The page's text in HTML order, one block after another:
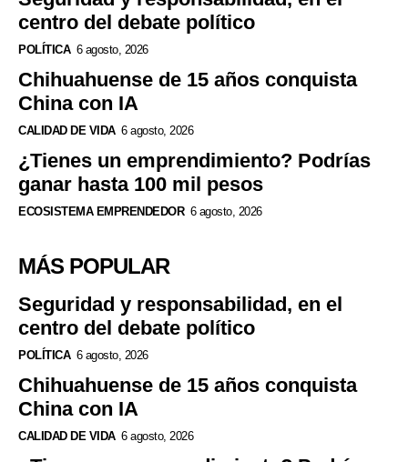
centro del debate político
POLÍTICA 6 agosto, 2026
Chihuahuense de 15 años conquista
China con IA
CALIDAD DE VIDA 6 agosto, 2026
¿Tienes un emprendimiento? Podrías
ganar hasta 100 mil pesos
ECOSISTEMA EMPRENDEDOR 6 agosto, 2026
MÁS POPULAR
Seguridad y responsabilidad, en el
centro del debate político
POLÍTICA 6 agosto, 2026
Chihuahuense de 15 años conquista
China con IA
CALIDAD DE VIDA 6 agosto, 2026